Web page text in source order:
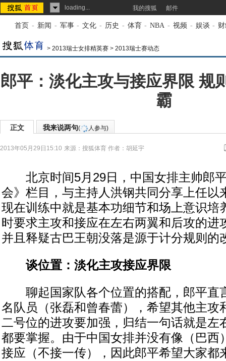
loading... 我的搜狐 邮件
首页 - 新闻 - 军事 - 文化 - 历史 - 体育 - NBA - 视频 - 娱谈 -
> 2013瑞士女排精英赛 > 2013瑞士赛动态
郎平：淡化主攻与接应界限 规
霸
正文 我来说两句( 人参与)
2013年05月29日15:10 来源： 搜狐体育 作者：胡延宇
北京时间5月29日，中国女排主帅郎
会》栏目，与主持人洪钢共同分享上任以
现在训练中就是基本功细节和场上意识培
时要求主攻和接应在左右两翼和后攻的进
并且释疑古巴王朝没落是源于计分规则的
谈位置：淡化主攻接应界限
聊起国家队各个位置的搭配，郎平直
名队员（张磊和曾春蕾），希望其他主攻
二号位的进攻要加强，归结一句话就是左
都要掌握。由于中国女排并没有像（巴西
接应（不接一传），因此郎平希望大家都